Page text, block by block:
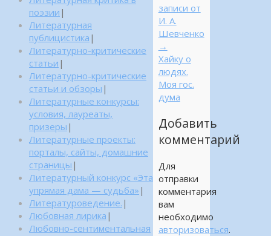
записи от
И. А.
Шевченко
→
Хайку о
людях.
Моя гос.
дума
Добавить
комментарий
Для
отправки
комментария
вам
необходимо
авторизоваться.
поэзии |
Литературная
публицистика |
Литературно-критические
статьи |
Литературно-критические
статьи и обзоры |
Литературные конкурсы:
условия, лауреаты,
призеры |
Литературные проекты:
порталы, сайты, домашние
страницы |
Литературный конкурс «Эта
упрямая дама — судьба» |
Литературоведение. |
Любовная лирика |
Любовно-сентиментальная